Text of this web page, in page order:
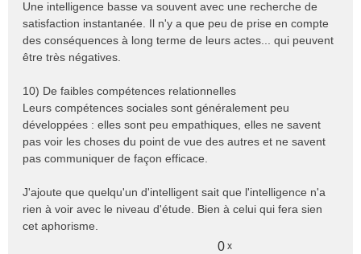
Une intelligence basse va souvent avec une recherche de
satisfaction instantanée. Il n'y a que peu de prise en compte
des conséquences à long terme de leurs actes... qui peuvent
être très négatives.
10) De faibles compétences relationnelles
Leurs compétences sociales sont généralement peu
développées : elles sont peu empathiques, elles ne savent
pas voir les choses du point de vue des autres et ne savent
pas communiquer de façon efficace.
J'ajoute que quelqu'un d'intelligent sait que l'intelligence n'a
rien à voir avec le niveau d'étude. Bien à celui qui fera sien
cet aphorisme.
0 x